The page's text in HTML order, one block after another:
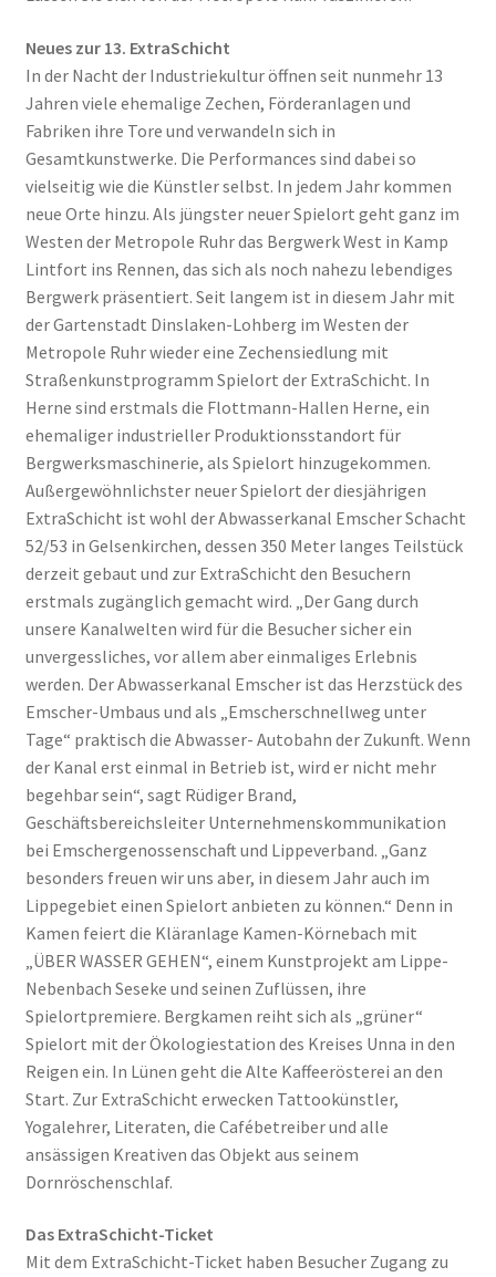
Neues zur 13. ExtraSchicht
In der Nacht der Industriekultur öffnen seit nunmehr 13
Jahren viele ehemalige Zechen, Förderanlagen und
Fabriken ihre Tore und verwandeln sich in
Gesamtkunstwerke. Die Performances sind dabei so
vielseitig wie die Künstler selbst. In jedem Jahr kommen
neue Orte hinzu. Als jüngster neuer Spielort geht ganz im
Westen der Metropole Ruhr das Bergwerk West in Kamp
Lintfort ins Rennen, das sich als noch nahezu lebendiges
Bergwerk präsentiert. Seit langem ist in diesem Jahr mit
der Gartenstadt Dinslaken-Lohberg im Westen der
Metropole Ruhr wieder eine Zechensiedlung mit
Straßenkunstprogramm Spielort der ExtraSchicht. In
Herne sind erstmals die Flottmann-Hallen Herne, ein
ehemaliger industrieller Produktionsstandort für
Bergwerksmaschinerie, als Spielort hinzugekommen.
Außergewöhnlichster neuer Spielort der diesjährigen
ExtraSchicht ist wohl der Abwasserkanal Emscher Schacht
52/53 in Gelsenkirchen, dessen 350 Meter langes Teilstück
derzeit gebaut und zur ExtraSchicht den Besuchern
erstmals zugänglich gemacht wird. „Der Gang durch
unsere Kanalwelten wird für die Besucher sicher ein
unvergessliches, vor allem aber einmaliges Erlebnis
werden. Der Abwasserkanal Emscher ist das Herzstück des
Emscher-Umbaus und als „Emscherschnellweg unter
Tage“ praktisch die Abwasser- Autobahn der Zukunft. Wenn
der Kanal erst einmal in Betrieb ist, wird er nicht mehr
begehbar sein“, sagt Rüdiger Brand,
Geschäftsbereichsleiter Unternehmenskommunikation
bei Emschergenossenschaft und Lippeverband. „Ganz
besonders freuen wir uns aber, in diesem Jahr auch im
Lippegebiet einen Spielort anbieten zu können.“ Denn in
Kamen feiert die Kläranlage Kamen-Körnebach mit
„ÜBER WASSER GEHEN“, einem Kunstprojekt am Lippe-
Nebenbach Seseke und seinen Zuflüssen, ihre
Spielortpremiere. Bergkamen reiht sich als „grüner“
Spielort mit der Ökologiestation des Kreises Unna in den
Reigen ein. In Lünen geht die Alte Kaffeerösterei an den
Start. Zur ExtraSchicht erwecken Tattookünstler,
Yogalehrer, Literaten, die Cafébetreiber und alle
ansässigen Kreativen das Objekt aus seinem
Dornröschenschlaf.
Das ExtraSchicht-Ticket
Mit dem ExtraSchicht-Ticket haben Besucher Zugang zu